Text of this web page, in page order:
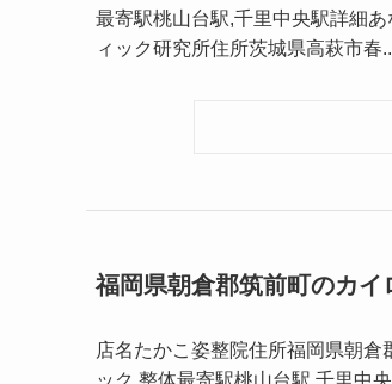
最寄駅桃山台駅,千里中央駅詳細
ィック研究所住所茨城県高萩市春
福岡県朝倉郡筑前町のカイ
店名たかこ姿整院住所福岡県朝
ック,整体最寄駅桃山台駅,千里中